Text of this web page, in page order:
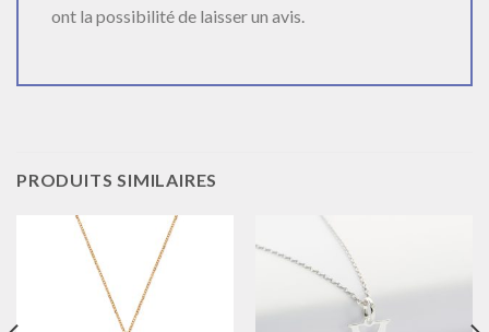
ont la possibilité de laisser un avis.
PRODUITS SIMILAIRES